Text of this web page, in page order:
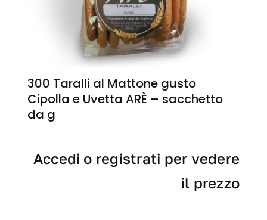
300 Taralli al Mattone gusto
Cipolla e Uvetta ARÈ – sacchetto
da g
Accedi o registrati per vedere
il prezzo